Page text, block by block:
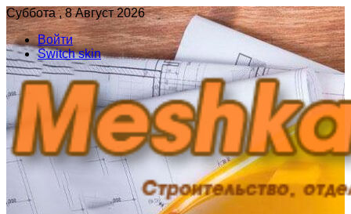
Суббота , 8 Август 2026
Войти
Switch skin